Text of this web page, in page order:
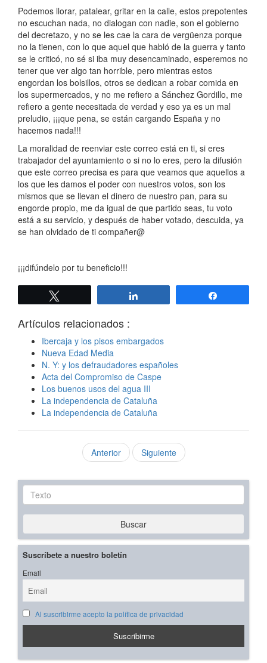
Podemos llorar, patalear, gritar en la calle, estos prepotentes
no escuchan nada, no dialogan con nadie, son el gobierno
del decretazo, y no se les cae la cara de vergüenza porque
no la tienen, con lo que aquel que habló de la guerra y tanto
se le criticó, no sé si iba muy desencaminado, esperemos no
tener que ver algo tan horrible, pero mientras estos
engordan los bolsillos, otros se dedican a robar comida en
los supermercados, y no me refiero a Sánchez Gordillo, me
refiero a gente necesitada de verdad y eso ya es un mal
preludio, ¡¡¡que pena, se están cargando España y no
hacemos nada!!!
La moralidad de reenviar este correo está en ti, si eres
trabajador del ayuntamiento o si no lo eres, pero la difusión
que este correo precisa es para que veamos que aquellos a
los que les damos el poder con nuestros votos, son los
mismos que se llevan el dinero de nuestro pan, para su
engorde propio, me da igual de que partido seas, tu voto
está a su servicio, y después de haber votado, descuida, ya
se han olvidado de ti compañer@
¡¡¡difúndelo por tu beneficio!!!
Artículos relacionados :
Ibercaja y los pisos embargados
Nueva Edad Media
N. Y: y los defraudadores españoles
Acta del Compromiso de Caspe
Los buenos usos del agua III
La independencia de Cataluña
La independencia de Cataluña
Anterior Siguiente
Texto
Buscar
Suscríbete a nuestro boletín
Email
Al suscribirme acepto la política de privacidad